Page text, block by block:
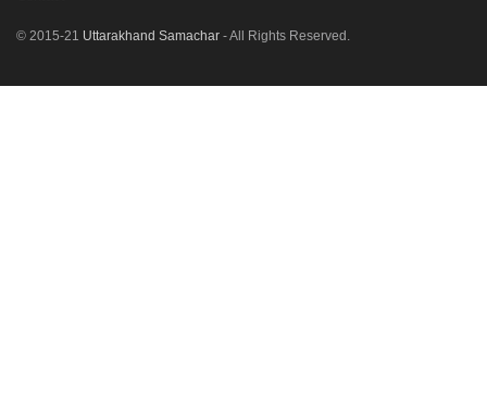
© 2015-21 Uttarakhand Samachar - All Rights Reserved.